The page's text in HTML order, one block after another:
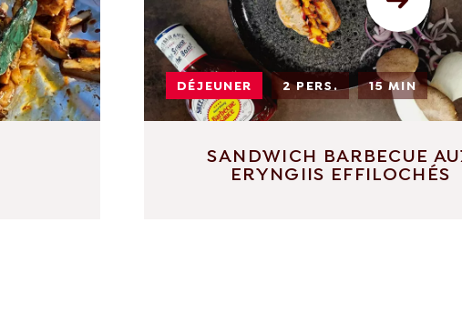
DÉJEUNER 2 PERS. 15 MIN
SANDWICH BARBECUE
ERYNGIIS EFFILOCHÉS